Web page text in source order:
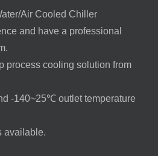
Air Cooled Chiller
and have a professional
process cooling solution from
-140~25℃ outlet temperature
available.